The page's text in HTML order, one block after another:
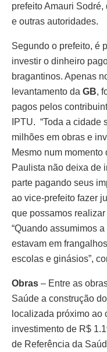
prefeito Amauri
e outras autoridades.
Segundo o prefeito, é
investir o dinheiro
bragantinos. Apenas
levantamento da GB,
pagos pelos
IPTU. “Toda a
milhões em obras e
Mesmo num
Paulista não deixa de
parte pagando seus
ao vice-prefeito fazer
que possamos
“Quando assumimos
estavam em
escolas e ginásios”,
Obras – Entre as
Saúde a construção
localizada próximo ao
investimento de R$
de Referência da